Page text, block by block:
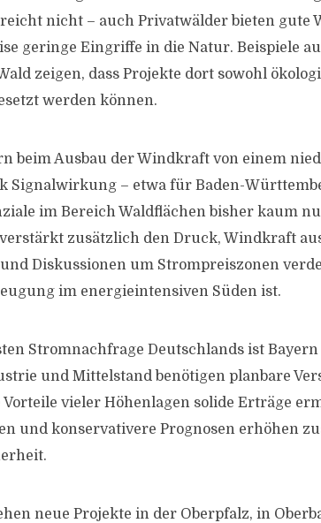
nicht – auch Privatwälder bieten gute
geringe Eingriffe in die Natur. Beispiele
zeigen, dass Projekte dort sowohl
werden können.
beim Ausbau der Windkraft von einem
Signalwirkung – etwa für Baden-
im Bereich Waldflächen bisher kaum
zusätzlich den Druck, Windkraft
Diskussionen um Strompreiszonen
im energieintensiven Süden ist.
Stromnachfrage Deutschlands ist
und Mittelstand benötigen planbare
vieler Höhenlagen solide Erträge
und konservativere Prognosen erhöhen
neue Projekte in der Oberpfalz, in